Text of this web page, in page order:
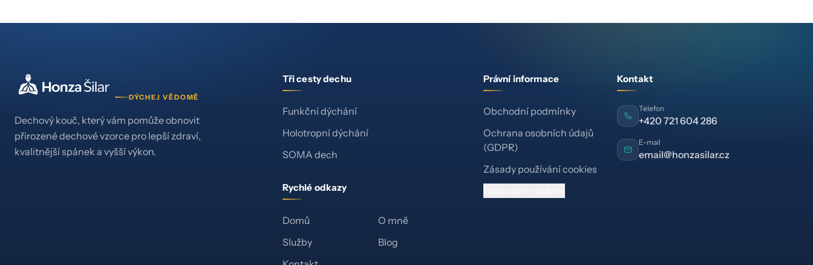
DÝCHEJ VĚDOMĚ
Dechový kouč, který vám pomůže obnovit
přirozené dechové vzorce pro lepší zdraví,
kvalitnější spánek a vyšší výkon.
Tři cesty dechu
Funkční dýchání
Holotropní dýchání
SOMA dech
Rychlé odkazy
Domů
O mně
Služby
Blog
Právní informace
Obchodní podmínky
Ochrana osobních údajů
(GDPR)
Zásady používání cookies
Kontakt
Telefon
+420 721 604 286
E-mail
email@honzasilar.cz